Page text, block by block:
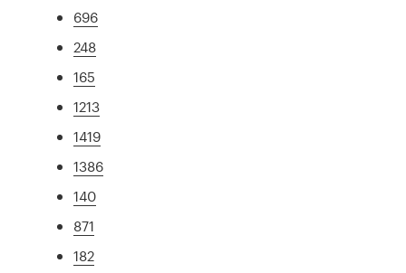
696
248
165
1213
1419
1386
140
871
182